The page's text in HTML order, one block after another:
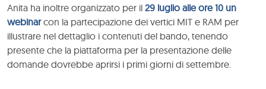
Anita ha inoltre organizzato per il 29 luglio alle ore 10 un
webinarcon la partecipazione dei vertici MIT e RAM per
illustrare nel dettaglio i contenuti del bando, tenendo
presente che la piattaforma per la presentazione delle
domande dovrebbe aprirsi i primi giorni di settembre.